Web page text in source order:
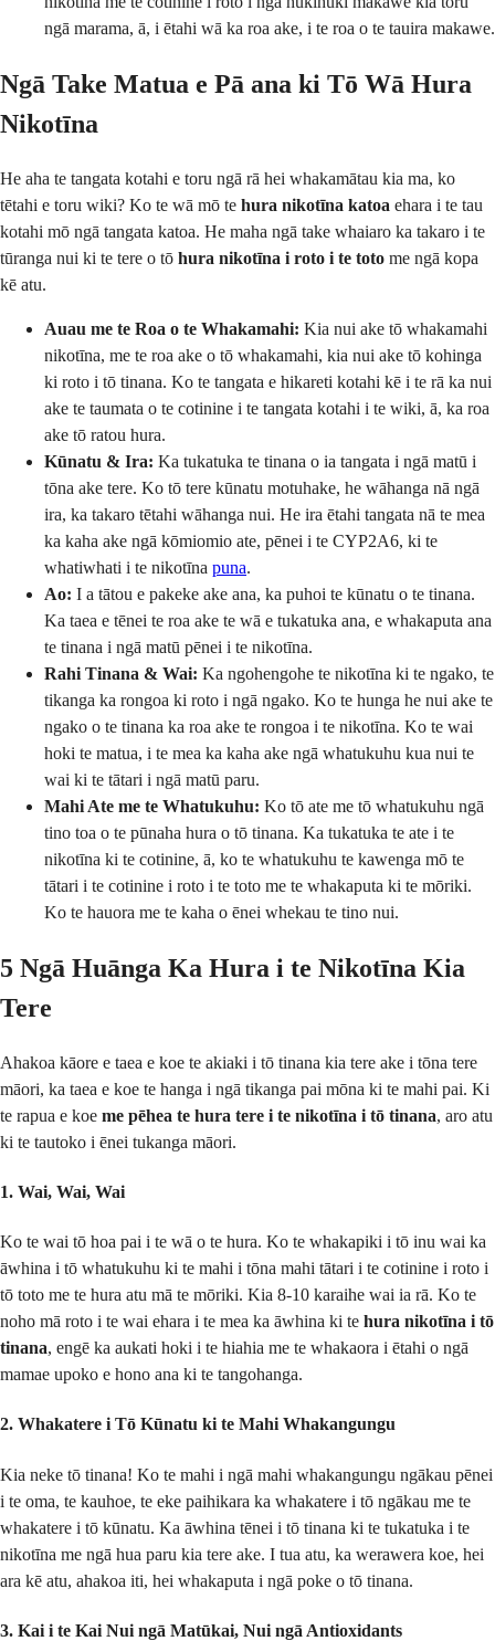
ngā marama, ā, i ētahi wā ka roa ake, i te roa o te tauira makawe.
Ngā Take Matua e Pā ana ki Tō Wā Hura
Nikotīna
He aha te tangata kotahi e toru ngā rā hei whakamātau kia ma, ko
tētahi e toru wiki? Ko te wā mō te hura nikotīna katoa ehara i te tau
kotahi mō ngā tangata katoa. He maha ngā take whaiaro ka takaro i te
tūranga nui ki te tere o tō hura nikotīna i roto i te toto me ngā kopa
kē atu.
Auau me te Roa o te Whakamahi: Kia nui ake tō whakamahi
nikotīna, me te roa ake o tō whakamahi, kia nui ake tō kohinga
ki roto i tō tinana. Ko te tangata e hikareti kotahi kē i te rā ka nui
ake te taumata o te cotinine i te tangata kotahi i te wiki, ā, ka roa
ake tō ratou hura.
Kūnatu & Ira: Ka tukatuka te tinana o ia tangata i ngā matū i
tōna ake tere. Ko tō tere kūnatu motuhake, he wāhanga nā ngā
ira, ka takaro tētahi wāhanga nui. He ira ētahi tangata nā te mea
ka kaha ake ngā kōmiomio ate, pēnei i te CYP2A6, ki te
whatiwhati i te nikotīna puna.
Ao: I a tātou e pakeke ake ana, ka puhoi te kūnatu o te tinana.
Ka taea e tēnei te roa ake te wā e tukatuka ana, e whakaputa ana
te tinana i ngā matū pēnei i te nikotīna.
Rahi Tinana & Wai: Ka ngohengohe te nikotīna ki te ngako, te
tikanga ka rongoa ki roto i ngā ngako. Ko te hunga he nui ake te
ngako o te tinana ka roa ake te rongoa i te nikotīna. Ko te wai
hoki te matua, i te mea ka kaha ake ngā whatukuhu kua nui te
wai ki te tātari i ngā matū paru.
Mahi Ate me te Whatukuhu: Ko tō ate me tō whatukuhu ngā
tino toa o te pūnaha hura o tō tinana. Ka tukatuka te ate i te
nikotīna ki te cotinine, ā, ko te whatukuhu te kawenga mō te
tātari i te cotinine i roto i te toto me te whakaputa ki te mōriki.
Ko te hauora me te kaha o ēnei whekau te tino nui.
5 Ngā Huānga Ka Hura i te Nikotīna Kia
Tere
Ahakoa kāore e taea e koe te akiaki i tō tinana kia tere ake i tōna tere
māori, ka taea e koe te hanga i ngā tikanga pai mōna ki te mahi pai. Ki
te rapua e koe me pēhea te hura tere i te nikotīna i tō tinana, aro atu
ki te tautoko i ēnei tukanga māori.
1. Wai, Wai, Wai
Ko te wai tō hoa pai i te wā o te hura. Ko te whakapiki i tō inu wai ka
āwhina i tō whatukuhu ki te mahi i tōna mahi tātari i te cotinine i roto i
tō toto me te hura atu mā te mōriki. Kia 8-10 karaihe wai ia rā. Ko te
noho mā roto i te wai ehara i te mea ka āwhina ki te hura nikotīna i tō
tinana, engē ka aukati hoki i te hiahia me te whakaora i ētahi o ngā
mamae upoko e hono ana ki te tangohanga.
2. Whakatere i Tō Kūnatu ki te Mahi Whakangungu
Kia neke tō tinana! Ko te mahi i ngā mahi whakangungu ngākau pēnei
i te oma, te kauhoe, te eke paihikara ka whakatere i tō ngākau me te
whakatere i tō kūnatu. Ka āwhina tēnei i tō tinana ki te tukatuka i te
nikotīna me ngā hua paru kia tere ake. I tua atu, ka werawera koe, hei
ara kē atu, ahakoa iti, hei whakaputa i ngā poke o tō tinana.
3. Kai i te Kai Nui ngā Matūkai, Nui ngā Antioxidants